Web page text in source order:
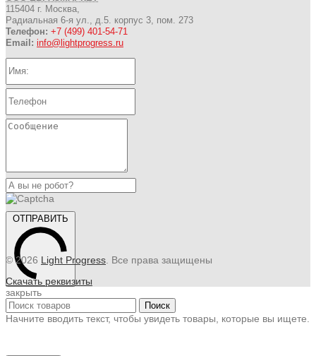
115404 г. Москва,
Радиальная 6-я ул., д.5. корпус 3, пом. 273
Телефон: +7 (499) 401-54-71
Email: info@lightprogress.ru
ОТПРАВИТЬ
© 2026 Light Progress . Все права защищены
Скачать реквизиты
закрыть
Поиск
Начните вводить текст, чтобы увидеть товары, которые вы ищете.